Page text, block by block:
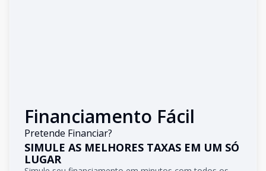
Financiamento Fácil
Pretende Financiar?
SIMULE AS MELHORES TAXAS EM UM SÓ
LUGAR